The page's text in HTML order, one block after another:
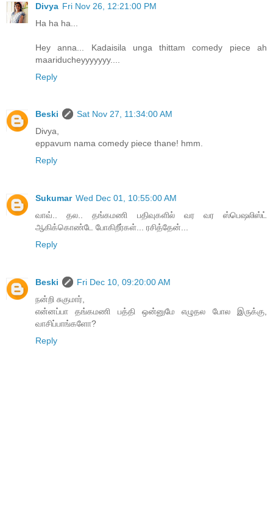
Divya Fri Nov 26, 12:21:00 PM
Ha ha ha...
Hey anna... Kadaisila unga thittam comedy piece ah
maariducheyyyyyyy....
Reply
Beski
Sat Nov 27, 11:34:00 AM
Divya,
eppavum nama comedy piece thane! hmm.
Reply
Sukumar Wed Dec 01, 10:55:00 AM
வாவ்.. தல.. தங்கமணி பதிவுகளில் வர வர ஸ்பெஷலிஸ்ட்
ஆகிக்கொண்டே போகிறீர்கள்... ரசித்தேன்...
Reply
Beski
Fri Dec 10, 09:20:00 AM
நன்றி சுகுமார்,
என்னப்பா தங்கமணி பத்தி ஒன்னுமே எழுதல போல இருக்கு,
வாசிப்பாங்களோ?
Reply